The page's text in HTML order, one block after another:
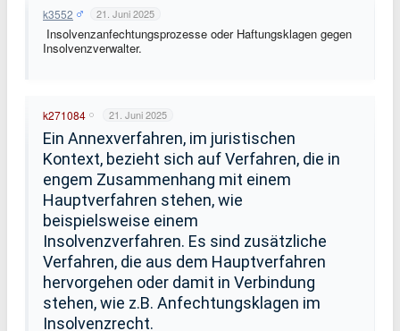
k3552 21. Juni 2025
Insolvenzanfechtungsprozesse oder Haftungsklagen gegen
Insolvenzverwalter.
k271084 21. Juni 2025
Ein Annexverfahren, im juristischen
Kontext, bezieht sich auf Verfahren, die in
engem Zusammenhang mit einem
Hauptverfahren stehen, wie
beispielsweise einem
Insolvenzverfahren. Es sind zusätzliche
Verfahren, die aus dem Hauptverfahren
hervorgehen oder damit in Verbindung
stehen, wie z.B. Anfechtungsklagen im
Insolvenzrecht.